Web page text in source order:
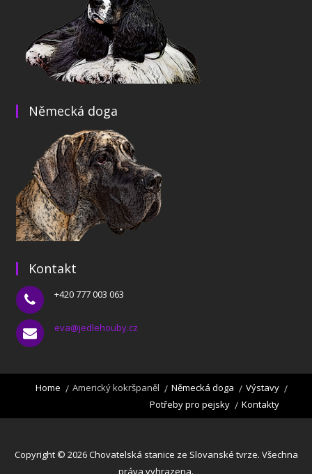
Německá doga
Kontakt
+420 777 003 063
eva@jedlehouby.cz
Home Americký kokršpaněl Německá doga
Výstavy
Potřeby pro pejsky
Kontakty
Copyright © 2026 Chovatelská stanice ze Slovanské tvrze. Všechna
práva vyhrazena.